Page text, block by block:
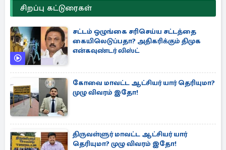
சிறப்பு கட்டுரைகள்
சட்டம் ஒழுங்கை சரிசெய்ய சட்டத்தை
கையிலெடுப்பதா? அதிகரிக்கும் திமுக
என்கவுண்டர் லிஸ்ட்
கோவை மாவட்ட ஆட்சியர் யார் தெரியுமா?
முழு விவரம் இதோ!
திருவள்ளுர் மாவட்ட ஆட்சியர் யார்
தெரியுமா? முழு விவரம் இதோ!